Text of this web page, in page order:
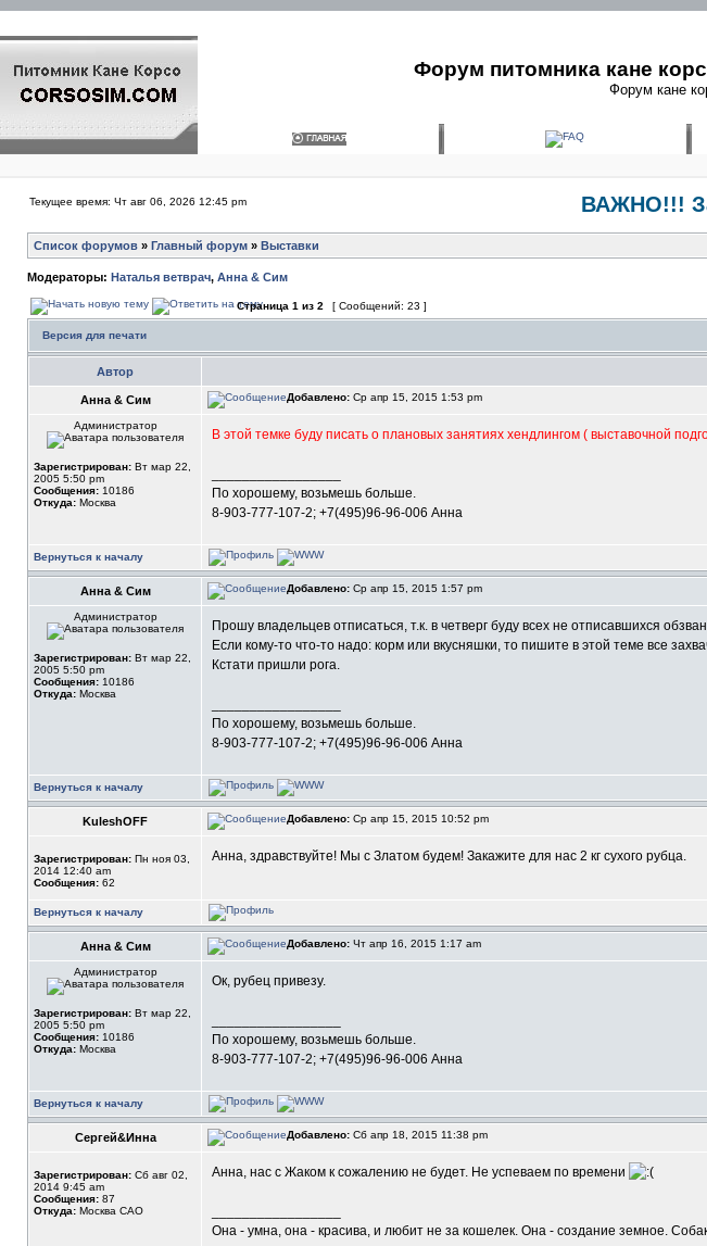
Форум питомника кане
Форум кане
Текущее время: Чт авг 06, 2026 12:45 pm ВАЖНО!!!
Список форумов » Главный форум » Выставки
Модераторы: Наталья ветврач, Анна & Сим
Страница 1 из 2 [ Сообщений: 23 ]
Версия для печати
Автор
Анна & Сим Добавлено: Ср апр 15, 2015 1:53 pm
Администратор
Зарегистрирован: Вт мар 22,
2005 5:50 pm
Сообщения: 10186
Откуда: Москва
В этой темке буду писать о плановых занятиях хендлингом ( выставочной
По хорошему, возьмешь больше.
8-903-777-107-2; +7(495)96-96-006 Анна
Вернуться к началу
Анна & Сим Добавлено: Ср апр 15, 2015 1:57 pm
Администратор
Зарегистрирован: Вт мар 22,
2005 5:50 pm
Сообщения: 10186
Откуда: Москва
Прошу владельцев отписаться, т.к. в четверг буду всех не отписавшихся
Если кому-то что-то надо: корм или вкусняшки, то пишите в этой теме все
Кстати пришли рога.
По хорошему, возьмешь больше.
8-903-777-107-2; +7(495)96-96-006 Анна
Вернуться к началу
KuleshOFF Добавлено: Ср апр 15, 2015 10:52 pm
Зарегистрирован: Пн ноя 03,
2014 12:40 am
Сообщения: 62
Анна, здравствуйте! Мы с Златом будем! Закажите для нас 2 кг сухого рубца.
Вернуться к началу
Анна & Сим Добавлено: Чт апр 16, 2015 1:17 am
Администратор
Зарегистрирован: Вт мар 22,
2005 5:50 pm
Сообщения: 10186
Откуда: Москва
Ок, рубец привезу.
По хорошему, возьмешь больше.
8-903-777-107-2; +7(495)96-96-006 Анна
Вернуться к началу
Сергей&Инна Добавлено: Сб апр 18, 2015 11:38 pm
Зарегистрирован: Сб авг 02,
2014 9:45 am
Сообщения: 87
Откуда: Москва САО
Анна, нас с Жаком к сожалению не будет. Не успеваем по времени
Она - умна, она - красива, и любит не за кошелек. Она - создание земное.